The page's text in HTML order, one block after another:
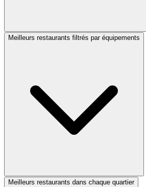
Meilleurs restaurants filtrés par équipements
Meilleurs restaurants dans chaque quartier